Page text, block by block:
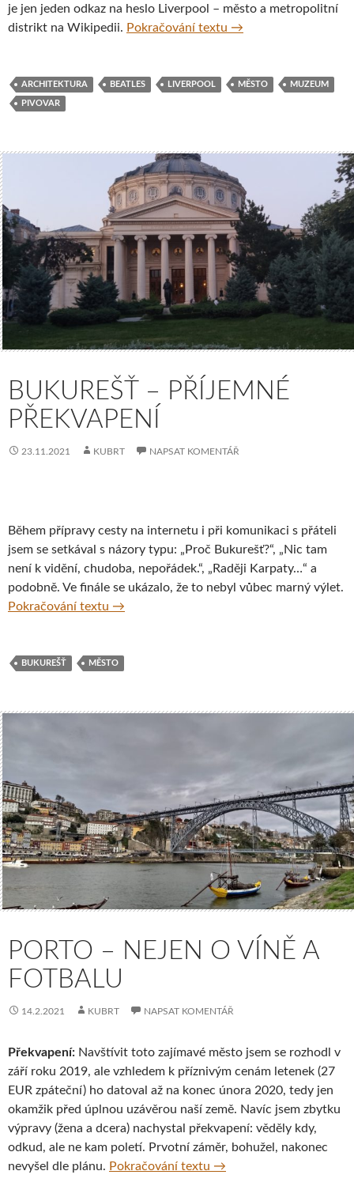
je jen jeden odkaz na heslo Liverpool – město a metropolitní
distrikt na Wikipedii. Pokračování textu Liverpool – město,
→
ARCHITEKTURA BEATLES LIVERPOOL MĚSTO MUZEUM
PIVOVAR
BUKUREŠŤ – PŘÍJEMNÉ
PŘEKVAPENÍ
23.11.2021 KUBRT NAPSAT KOMENTÁŘ
Během přípravy cesty na internetu i při komunikaci s přáteli
jsem se setkával s názory typu: „Proč Bukurešť?“, „Nic tam
není k vidění, chudoba, nepořádek.“, „Raději Karpaty…“ a
podobně. Ve finále se ukázalo, že to nebyl vůbec marný výlet.
Pokračování textu Bukurešť – příjemné překvapení
→
BUKUREŠŤ MĚSTO
PORTO – NEJEN O VÍNĚ A
FOTBALU
14.2.2021 KUBRT NAPSAT KOMENTÁŘ
Překvapení: Navštívit toto zajímavé město jsem se rozhodl v
září roku 2019, ale vzhledem k příznivým cenám letenek (27
EUR zpáteční) ho datoval až na konec února 2020, tedy jen
okamžik před úplnou uzávěrou naší země. Navíc jsem zbytku
výpravy (žena a dcera) nachystal překvapení: věděly kdy,
odkud, ale ne kam poletí. Prvotní záměr, bohužel, nakonec
nevyšel dle plánu. Pokračování textu Porto – nejen o víně a
→